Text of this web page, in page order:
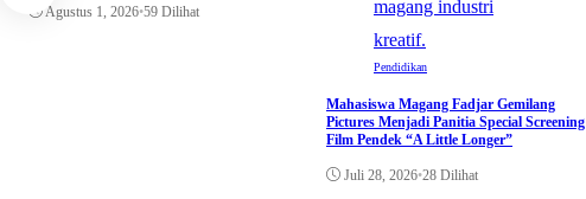
Agustus 1, 2026•59 Dilihat
Pendidikan
Mahasiswa Magang Fadjar Gemilang
Pictures Menjadi Panitia Special Screening
Film Pendek “A Little Longer”
Juli 28, 2026•28 Dilihat